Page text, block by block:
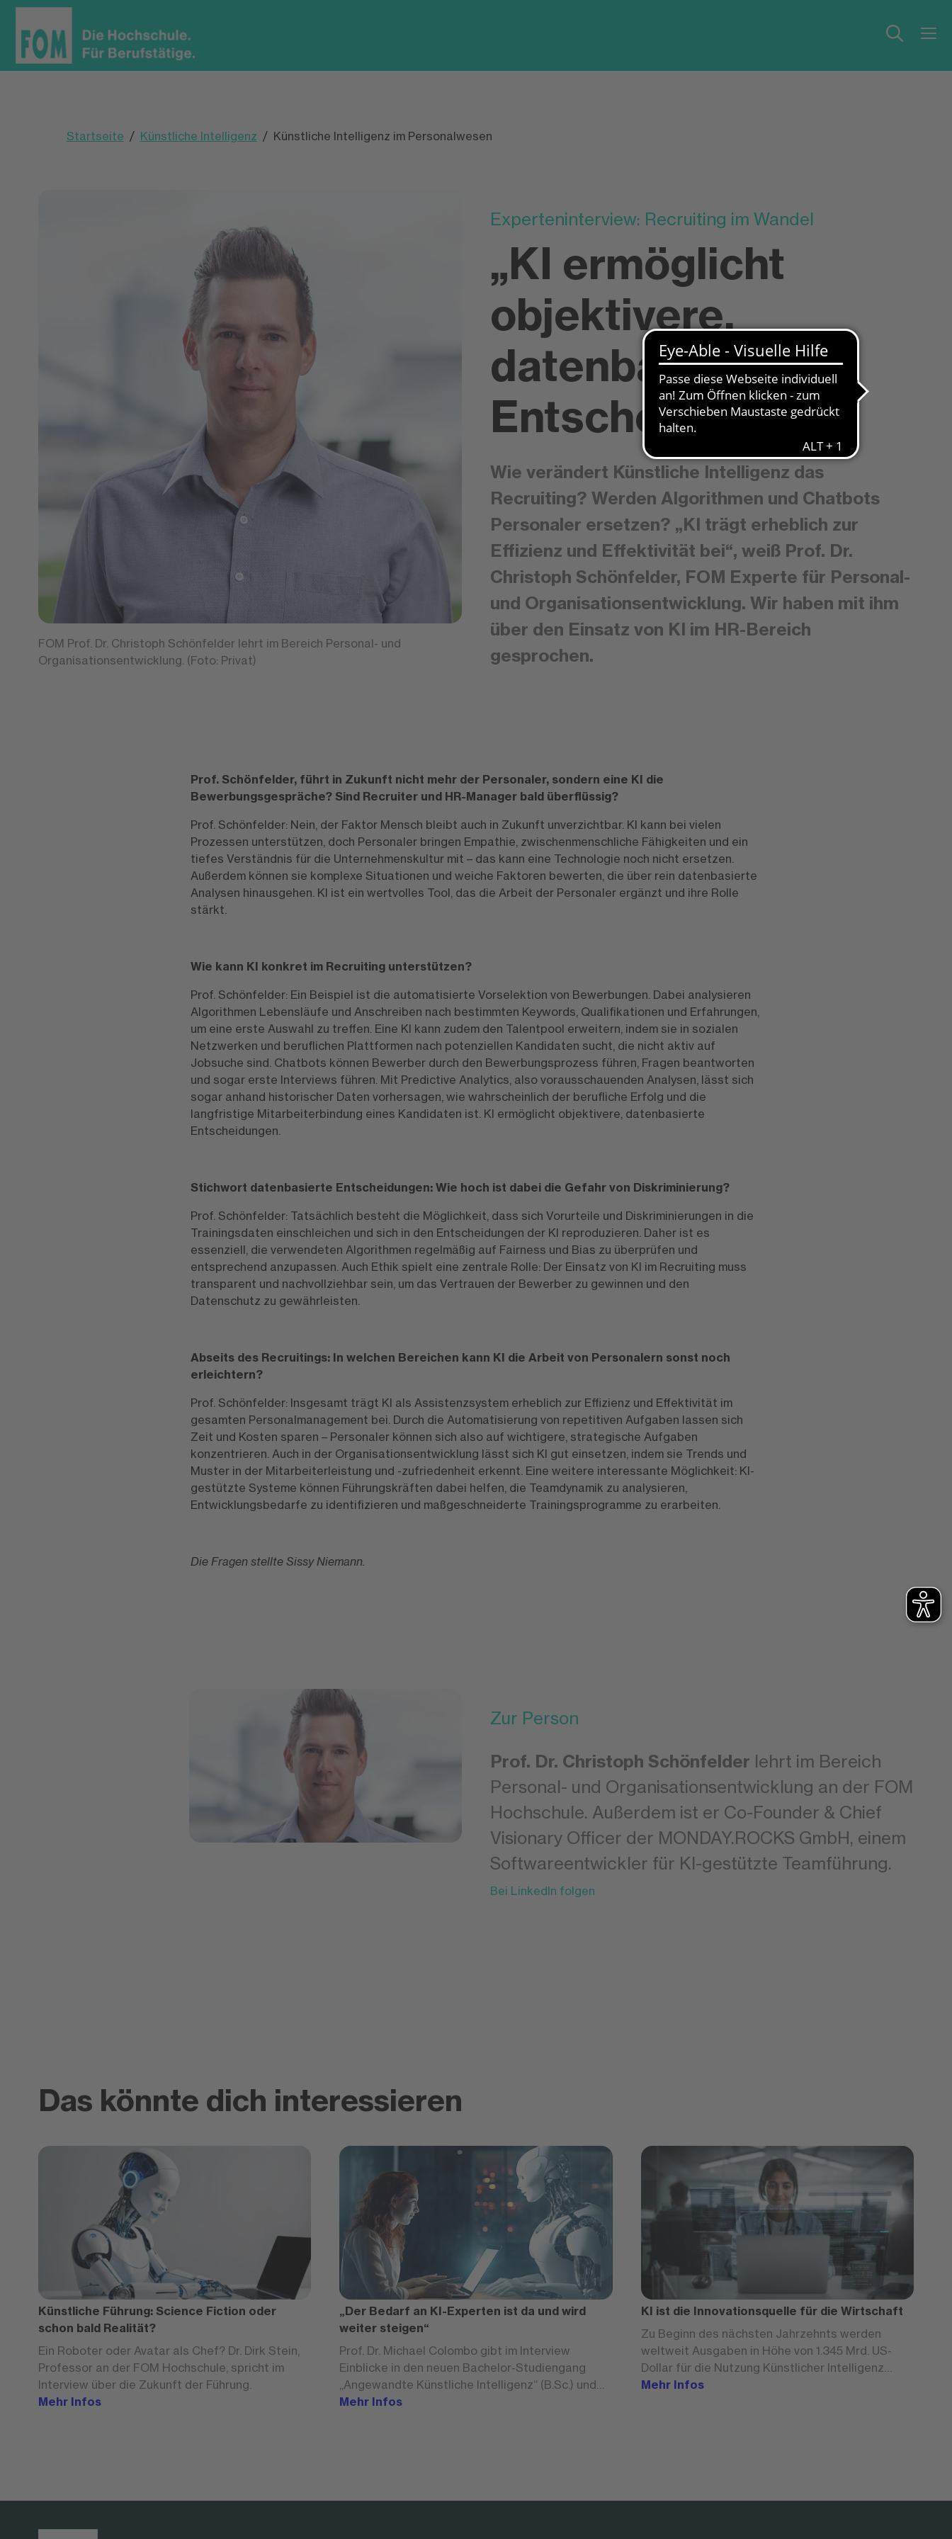
Startseite Künstliche Intelligenz Künstliche Intelligenz im Personalwesen
FOM Prof. Dr. Christoph Schönfelder lehrt im Bereich Personal- und
Organisationsentwicklung. (Foto: Privat)
Experteninterview: Recruiting im Wandel
„KI ermöglicht
objektivere,
datenbasierte
Entscheidungen“
Wie verändert Künstliche Intelligenz das
Recruiting? Werden Algorithmen und Chatbots
Personaler ersetzen? „KI trägt erheblich zur
Effizienz und Effektivität bei“, weiß Prof. Dr.
Christoph Schönfelder, FOM Experte für Personal-
und Organisationsentwicklung. Wir haben mit ihm
über den Einsatz von KI im HR-Bereich
gesprochen.
Prof. Schönfelder, führt in Zukunft nicht mehr der Personaler, sondern eine KI die
Bewerbungsgespräche? Sind Recruiter und HR-Manager bald überflüssig?
Prof. Schönfelder: Nein, der Faktor Mensch bleibt auch in Zukunft unverzichtbar. KI kann bei vielen
Prozessen unterstützen, doch Personaler bringen Empathie, zwischenmenschliche Fähigkeiten und ein
tiefes Verständnis für die Unternehmenskultur mit – das kann eine Technologie noch nicht ersetzen.
Außerdem können sie komplexe Situationen und weiche Faktoren bewerten, die über rein datenbasierte
Analysen hinausgehen. KI ist ein wertvolles Tool, das die Arbeit der Personaler ergänzt und ihre Rolle
stärkt.
Wie kann KI konkret im Recruiting unterstützen?
Prof. Schönfelder: Ein Beispiel ist die automatisierte Vorselektion von Bewerbungen. Dabei analysieren
Algorithmen Lebensläufe und Anschreiben nach bestimmten Keywords, Qualifikationen und Erfahrungen,
um eine erste Auswahl zu treffen. Eine KI kann zudem den Talentpool erweitern, indem sie in sozialen
Netzwerken und beruflichen Plattformen nach potenziellen Kandidaten sucht, die nicht aktiv auf
Jobsuche sind. Chatbots können Bewerber durch den Bewerbungsprozess führen, Fragen beantworten
und sogar erste Interviews führen. Mit Predictive Analytics, also vorausschauenden Analysen, lässt sich
sogar anhand historischer Daten vorhersagen, wie wahrscheinlich der berufliche Erfolg und die
langfristige Mitarbeiterbindung eines Kandidaten ist. KI ermöglicht objektivere, datenbasierte
Entscheidungen.
Stichwort datenbasierte Entscheidungen: Wie hoch ist dabei die Gefahr von Diskriminierung?
Prof. Schönfelder: Tatsächlich besteht die Möglichkeit, dass sich Vorurteile und Diskriminierungen in die
Trainingsdaten einschleichen und sich in den Entscheidungen der KI reproduzieren. Daher ist es
essenziell, die verwendeten Algorithmen regelmäßig auf Fairness und Bias zu überprüfen und
entsprechend anzupassen. Auch Ethik spielt eine zentrale Rolle: Der Einsatz von KI im Recruiting muss
transparent und nachvollziehbar sein, um das Vertrauen der Bewerber zu gewinnen und den
Datenschutz zu gewährleisten.
Abseits des Recruitings: In welchen Bereichen kann KI die Arbeit von Personalern sonst noch
erleichtern?
Prof. Schönfelder: Insgesamt trägt KI als Assistenzsystem erheblich zur Effizienz und Effektivität im
gesamten Personalmanagement bei. Durch die Automatisierung von repetitiven Aufgaben lassen sich
Zeit und Kosten sparen – Personaler können sich also auf wichtigere, strategische Aufgaben
konzentrieren. Auch in der Organisationsentwicklung lässt sich KI gut einsetzen, indem sie Trends und
Muster in der Mitarbeiterleistung und -zufriedenheit erkennt. Eine weitere interessante Möglichkeit: KI-
gestützte Systeme können Führungskräften dabei helfen, die Teamdynamik zu analysieren,
Entwicklungsbedarfe zu identifizieren und maßgeschneiderte Trainingsprogramme zu erarbeiten.
Die Fragen stellte Sissy Niemann.
Zur Person
Prof. Dr. Christoph Schönfelder lehrt im Bereich
Personal- und Organisationsentwicklung an der FOM
Hochschule. Außerdem ist er Co-Founder & Chief
Visionary Officer der MONDAY.ROCKS GmbH, einem
Softwareentwickler für KI-gestützte Teamführung.
Bei LinkedIn folgen
Das könnte dich interessieren
Künstliche Führung: Science Fiction oder
schon bald Realität?
Ein Roboter oder Avatar als Chef? Dr. Dirk Stein,
Professor an der FOM Hochschule, spricht im
Interview über die Zukunft der Führung.
Mehr Infos
„Der Bedarf an KI-Experten ist da und wird
weiter steigen“
Prof. Dr. Michael Colombo gibt im Interview
Einblicke in den neuen Bachelor-Studiengang
„Angewandte Künstliche Intelligenz“ (B.Sc.) und
geht auf Zukunftsperspektiven für Absolventen
Mehr Infos
KI ist die Innovationsquelle für die Wirtschaft
Zu Beginn des nächsten Jahrzehnts werden
weltweit Ausgaben in Höhe von 1.345 Mrd. US-
Dollar für die Nutzung Künstlicher Intelligenz
prognostiziert. Für die Unternehmen bedeutet
Mehr Infos